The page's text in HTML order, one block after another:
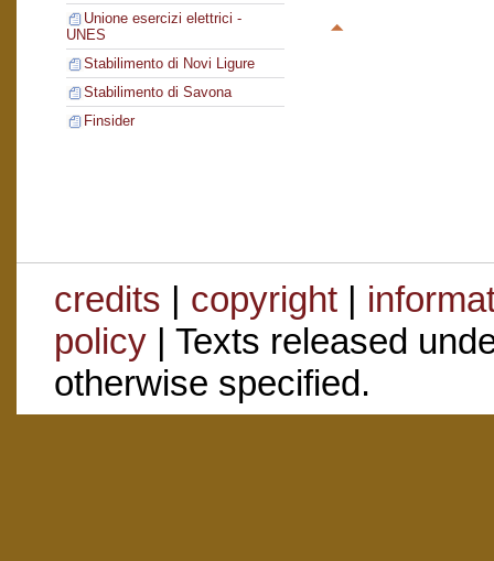
Unione esercizi elettrici -
UNES
Stabilimento di Novi Ligure
Stabilimento di Savona
Finsider
credits | copyright|
policy| Texts released
otherwise specified.